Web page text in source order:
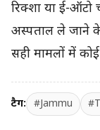
रिक्शा या ई-
अस्पताल ले जाने
सही मामलों में कोई
टैग: #Jammu